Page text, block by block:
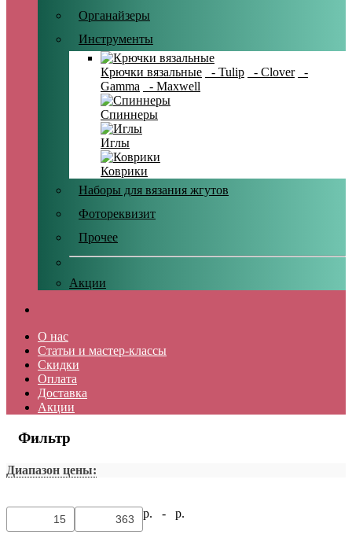
Органайзеры
Инструменты
Крючки вязальные - Tulip - Clover
-
Gamma
- Maxwell
Спиннеры
Иглы
Коврики
Наборы для вязания жгутов
Фотореквизит
Прочее
Акции
О нас
Статьи и мастер-классы
Скидки
Оплата
Доставка
Акции
Фильтр
Диапазон цены:
р. - р.